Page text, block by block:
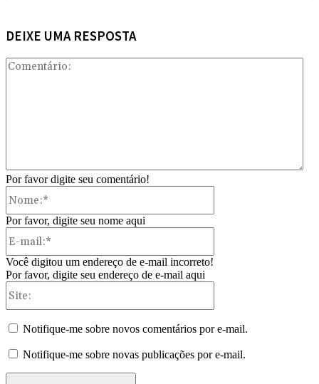
DEIXE UMA RESPOSTA
Por favor digite seu comentário!
Por favor, digite seu nome aqui
Você digitou um endereço de e-mail incorreto!
Por favor, digite seu endereço de e-mail aqui
Notifique-me sobre novos comentários por e-mail.
Notifique-me sobre novas publicações por e-mail.